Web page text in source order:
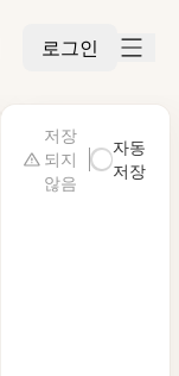
로그인
저장
되지
않음
자동
저장